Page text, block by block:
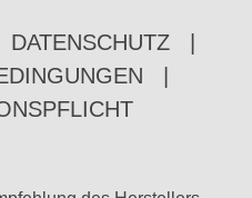
DATENSCHUTZ